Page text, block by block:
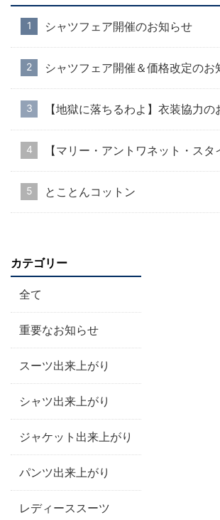
シャツフェア開催のお知らせ
シャツフェア開催＆価格改定のお
【地獄に落ちるわよ】衣装協力の
【マリー・アントワネット・スタ
とことんコットン
カテゴリー
全て
重要なお知らせ
スーツ出来上がり
シャツ出来上がり
ジャケット出来上がり
パンツ出来上がり
レディーススーツ